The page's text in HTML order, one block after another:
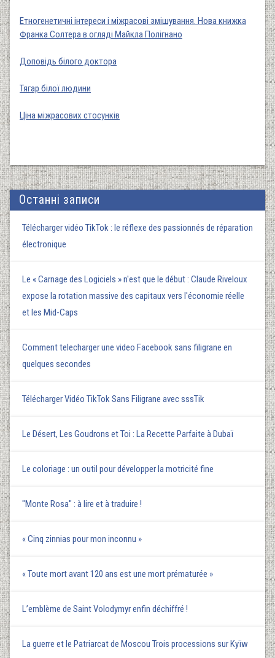
Етногенетичні інтереси і міжрасові змішування. Нова книжка
Франка Солтера в огляді Майкла Полігнано
Доповідь білого доктора
Тягар білої людини
Ціна міжрасових стосунків
Останні записи
Télécharger vidéo TikTok : le réflexe des passionnés de réparation
électronique
Le « Carnage des Logiciels » n'est que le début : Claude Riveloux
expose la rotation massive des capitaux vers l'économie réelle
et les Mid-Caps
Comment telecharger une video Facebook sans filigrane en
quelques secondes
Télécharger Vidéo TikTok Sans Filigrane avec sssTik
Le Désert, Les Goudrons et Toi : La Recette Parfaite à Dubaï
Le coloriage : un outil pour développer la motricité fine
"Monte Rosa" : à lire et à traduire !
« Cinq zinnias pour mon inconnu »
« Toute mort avant 120 ans est une mort prématurée »
L’emblème de Saint Volodymyr enfin déchiffré !
La guerre et le Patriarcat de Moscou Trois processions sur Kyїw